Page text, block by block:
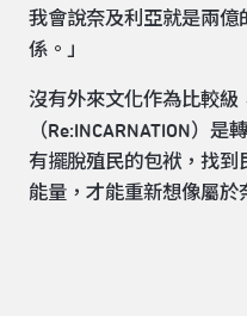
我會說奈及利亞就是兩億
係。」
沒有外來文化作為比較級
（Re:INCARNATION）
有擺脫殖民的包袱，找到
能量，才能重新想像屬於